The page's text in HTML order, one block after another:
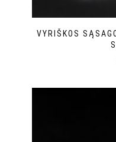
VYRIŠKOS